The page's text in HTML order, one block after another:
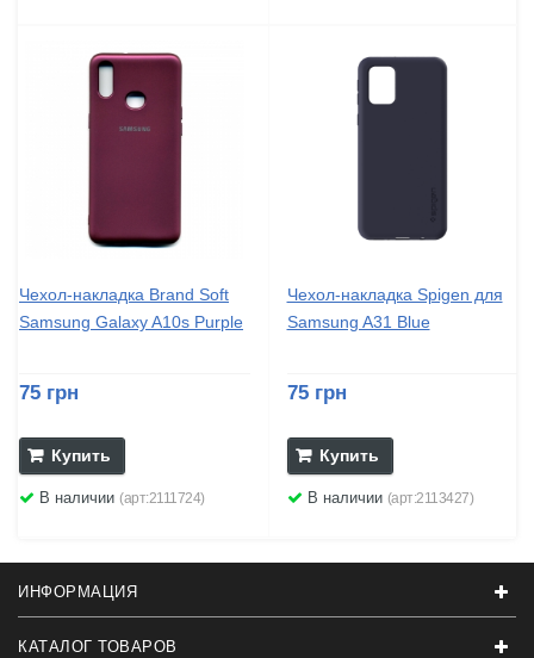
Чехол-накладка Brand Soft
Samsung Galaxy A10s Purple
75 грн
Купить
В наличии (арт:2111724)
Чехол-накладка Spigen для
Samsung A31 Blue
75 грн
Купить
В наличии (арт:2113427)
ИНФОРМАЦИЯ
КАТАЛОГ ТОВАРОВ